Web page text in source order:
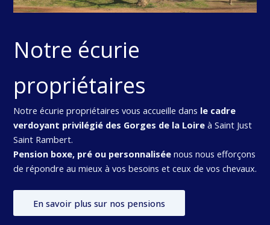
Notre écurie
propriétaires
Notre écurie propriétaires vous accueille dans le cadre
verdoyant privilégié des Gorges de la Loireà Saint Just
Saint Rambert.
Pension boxe, pré ou personnaliséenous nous efforçons
de répondre au mieux à vos besoins et ceux de vos chevaux.
En savoir plus sur nos pensions